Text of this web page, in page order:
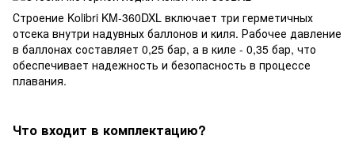
Строение Kolibri KM-360DXL включает три герметичных
отсека внутри надувных баллонов и киля. Рабочее давление
в баллонах составляет 0,25 бар, а в киле - 0,35 бар, что
обеспечивает надежность и безопасность в процессе
плавания.
Что входит в комплектацию?